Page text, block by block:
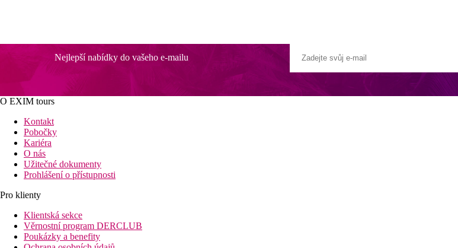
Nejlepší nabídky do vašeho e-mailu
O EXIM tours
Kontakt
Pobočky
Kariéra
O nás
Užitečné dokumenty
Prohlášení o přístupnosti
Pro klienty
Klientská sekce
Věrnostní program DERCLUB
Poukázky a benefity